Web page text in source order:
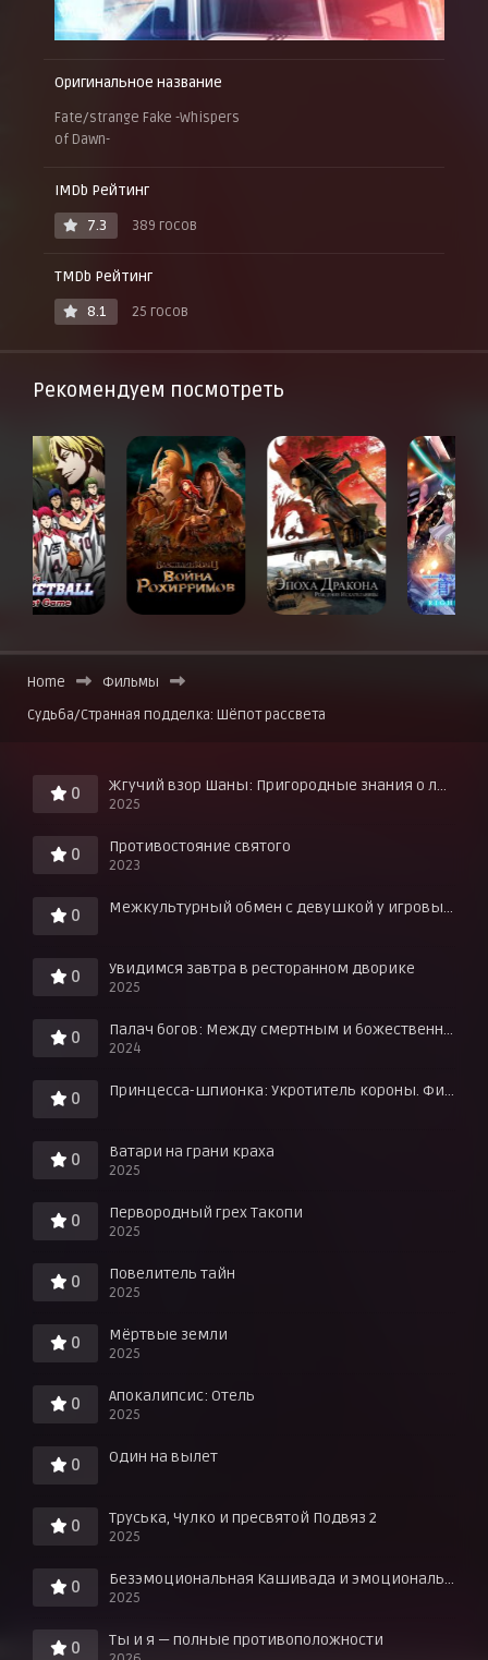
Оригинальное название
Fate/strange Fake -Whispers
of Dawn-
IMDb Рейтинг
7.3
389 госов
TMDb Рейтинг
8.1
25 госов
Рекомендуем посмотреть
Home
Фильмы
Судьба/Странная подделка: Шёпот рассвета
0 Жгучий взор Шаны: Пригородные знания о любви в горячих источниках!
2025
0 Противостояние святого
2023
0 Межкультурный обмен с девушкой у игровых автоматов
0 Увидимся завтра в ресторанном дворике
2025
0 Палач богов: Между смертным и божественным царством
2024
0 Принцесса-шпионка: Укротитель короны. Фильм третий
0 Ватари на грани краха
2025
0 Первородный грех Такопи
2025
0 Повелитель тайн
2025
0 Мёртвые земли
2025
0 Апокалипсис: Отель
2025
0 Один на вылет
0 Труська, Чулко и пресвятой Подвяз 2
2025
0 Безэмоциональная Кашивада и эмоциональный Ота
2025
0 Ты и я — полные противоположности